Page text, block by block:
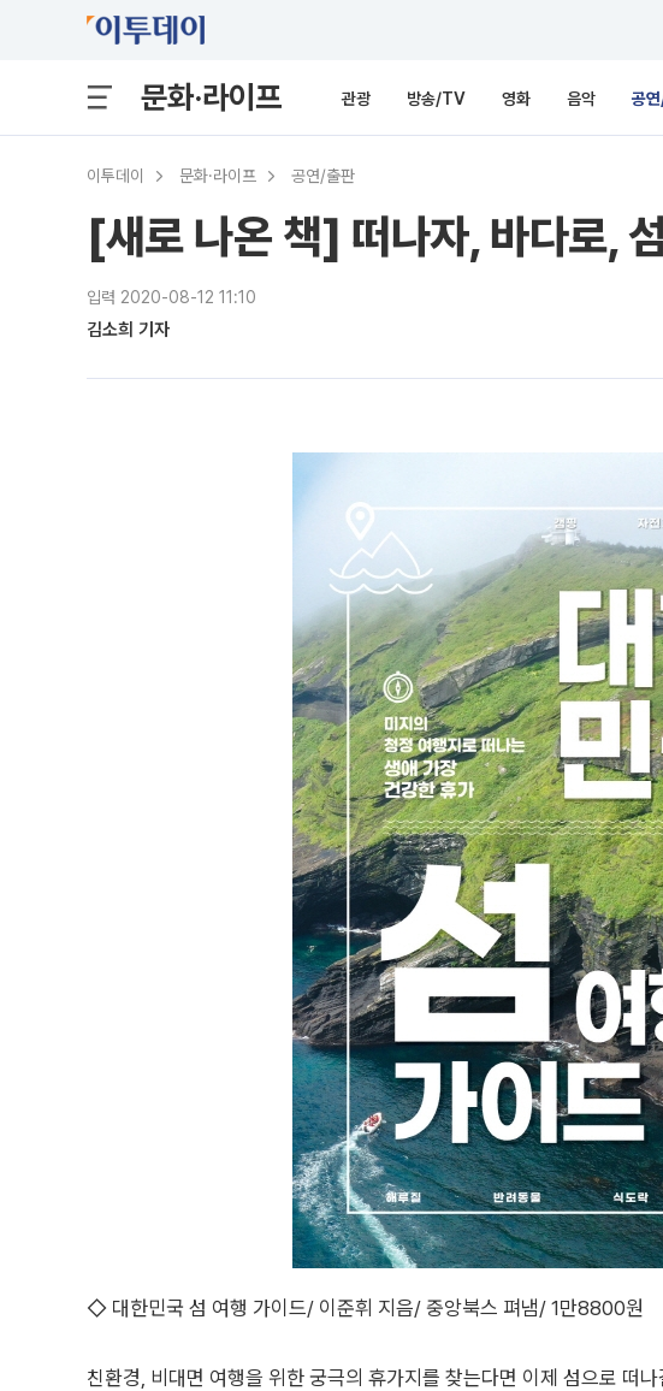
문화·라이프 관광 방송/TV 영화 음악 공
이투데이 문화·라이프 공연/출판
[새로 나온 책] 떠나자, 바다로,
입력 2020-08-12 11:10
김소희 기자
◇ 대한민국 섬 여행 가이드/ 이준휘 지음/ 중앙북스 펴냄/ 1만8800원
친환경, 비대면 여행을 위한 궁극의 휴가지를 찾는다면 이제 섬으로 떠